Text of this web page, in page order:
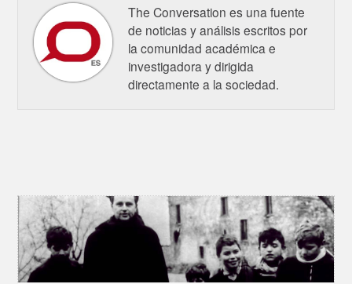
The Conversation es una fuente
de noticias y análisis escritos por
la comunidad académica e
investigadora y dirigida
directamente a la sociedad.